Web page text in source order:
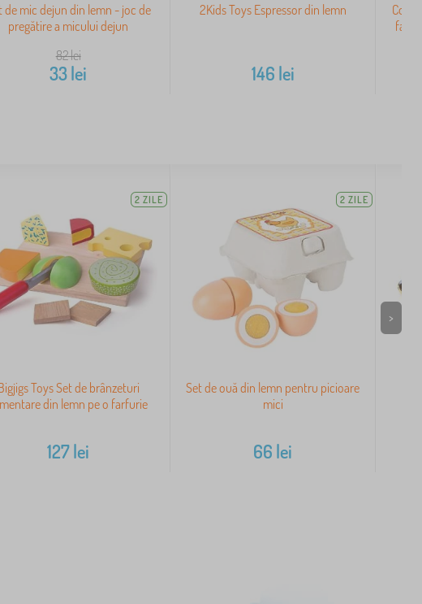
de mic dejun din lemn - joc de
pregătire a micului dejun
82lei
33lei
2Kids Toys Espressor din lemn
146 lei
față-
2 ZILE
Toys Set de brânzeturi
din lemn pe o farfurie
127lei
2 ZILE
Set de ouă din lemn pentru picioare
mici
66 lei
>